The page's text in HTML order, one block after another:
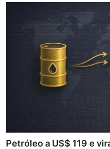
Petróleo a US$ 119 e